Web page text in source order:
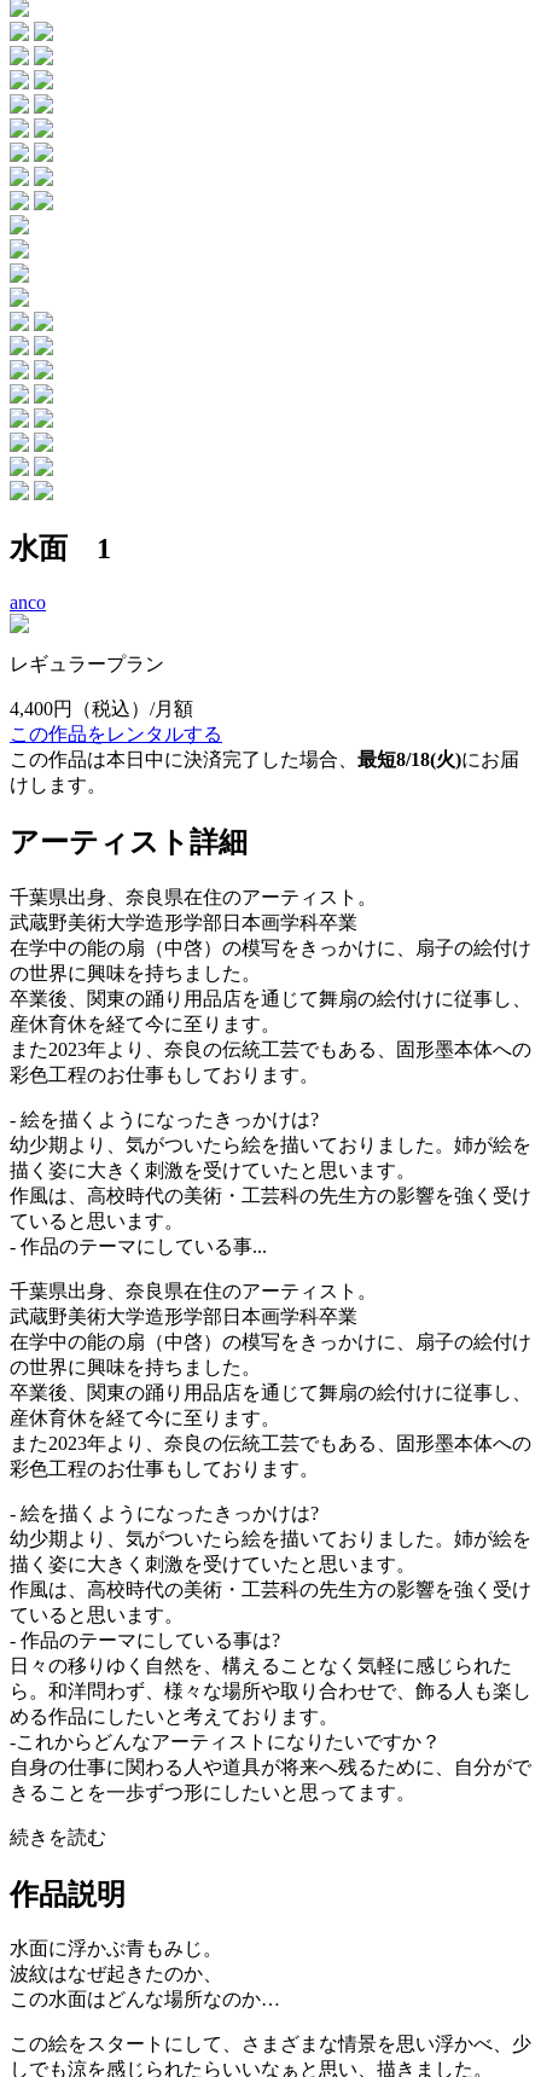
水面 1
anco
レギュラープラン
4,400円
（税込）/月額
この作品をレンタルする
この作品は本日中に決済完了した場合、 最短8/18(火)にお届
けします。
アーティスト詳細
千葉県出身、奈良県在住のアーティスト。
武蔵野美術大学造形学部日本画学科卒業
在学中の能の扇（中啓）の模写をきっかけに、扇子の絵付け
の世界に興味を持ちました。
卒業後、関東の踊り用品店を通じて舞扇の絵付けに従事し、
産休育休を経て今に至ります。
また2023年より、奈良の伝統工芸でもある、固形墨本体への
彩色工程のお仕事もしております。
- 絵を描くようになったきっかけは?
幼少期より、気がついたら絵を描いておりました。姉が絵を
描く姿に大きく刺激を受けていたと思います。
作風は、高校時代の美術・工芸科の先生方の影響を強く受け
ていると思います。
- 作品のテーマにしている事...
千葉県出身、奈良県在住のアーティスト。
武蔵野美術大学造形学部日本画学科卒業
在学中の能の扇（中啓）の模写をきっかけに、扇子の絵付け
の世界に興味を持ちました。
卒業後、関東の踊り用品店を通じて舞扇の絵付けに従事し、
産休育休を経て今に至ります。
また2023年より、奈良の伝統工芸でもある、固形墨本体への
彩色工程のお仕事もしております。
- 絵を描くようになったきっかけは?
幼少期より、気がついたら絵を描いておりました。姉が絵を
描く姿に大きく刺激を受けていたと思います。
作風は、高校時代の美術・工芸科の先生方の影響を強く受け
ていると思います。
- 作品のテーマにしている事は?
日々の移りゆく自然を、構えることなく気軽に感じられた
ら。和洋問わず、様々な場所や取り合わせで、飾る人も楽し
める作品にしたいと考えております。
-これからどんなアーティストになりたいですか？
自身の仕事に関わる人や道具が将来へ残るために、自分がで
きることを一歩ずつ形にしたいと思ってます。
続きを読む
作品説明
水面に浮かぶ青もみじ。
波紋はなぜ起きたのか、
この水面はどんな場所なのか…
この絵をスタートにして、さまざまな情景を思い浮かべ、少
しでも涼を感じられたらいいなぁと思い、描きました。